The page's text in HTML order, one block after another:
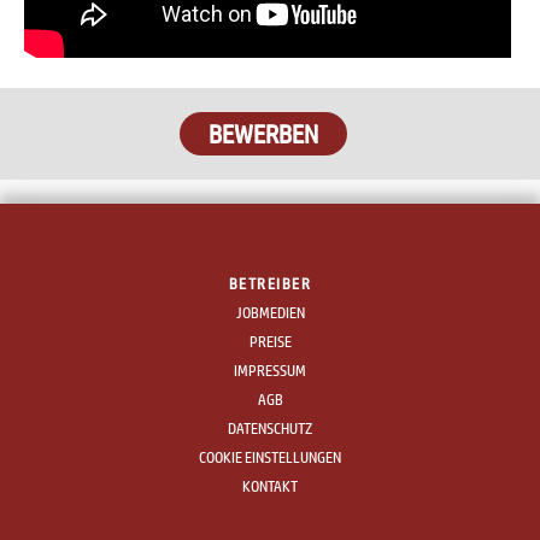
BETREIBER
JOBMEDIEN
PREISE
IMPRESSUM
AGB
DATENSCHUTZ
COOKIE EINSTELLUNGEN
KONTAKT